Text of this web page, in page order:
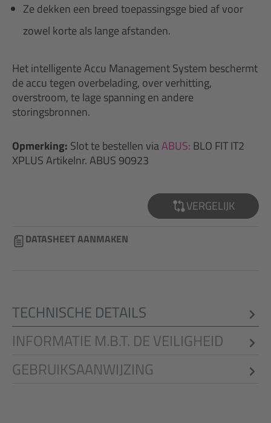
Ze dekken een breed toepassingsge bied af voor
zowel korte als lange afstanden.
Het intelligente Accu Management System beschermt
de accu tegen overbelading, over verhitting,
overstroom, te lage spanning en andere
storingsbronnen.
Opmerking: Slot te bestellen viaABUS: BLO FIT IT2
XPLUS Artikelnr. ABUS 90923
VERGELIJK
DATASHEET AANMAKEN
TECHNISCHE DETAILS
INFORMATIE M.B.T. DE VEILIGHEID
GEBRUIKSAANWIJZING